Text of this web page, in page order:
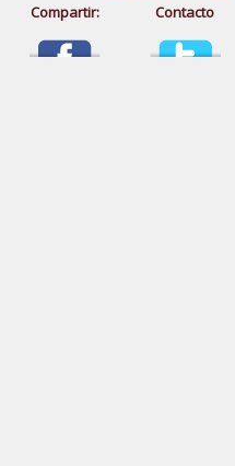
Compartir: Contacto